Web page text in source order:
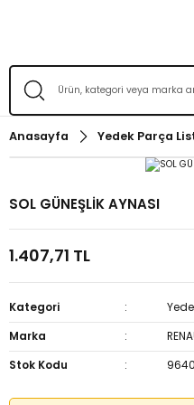
Anasayfa Yedek Parça
SOL GÜNEŞLİK AYNASI
1.407,71 TL
Kategori
Marka
Stok Kodu